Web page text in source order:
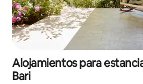
Alojamientos para
Bari